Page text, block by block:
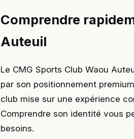
Comprendre
Auteuil
Le CMG Sports Club Waou
par son positionnement
club mise sur une expérience
Comprendre son identité vous
besoins.